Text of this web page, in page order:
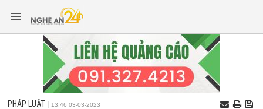
PHÁP LUẬT 13:46 03-03-2023